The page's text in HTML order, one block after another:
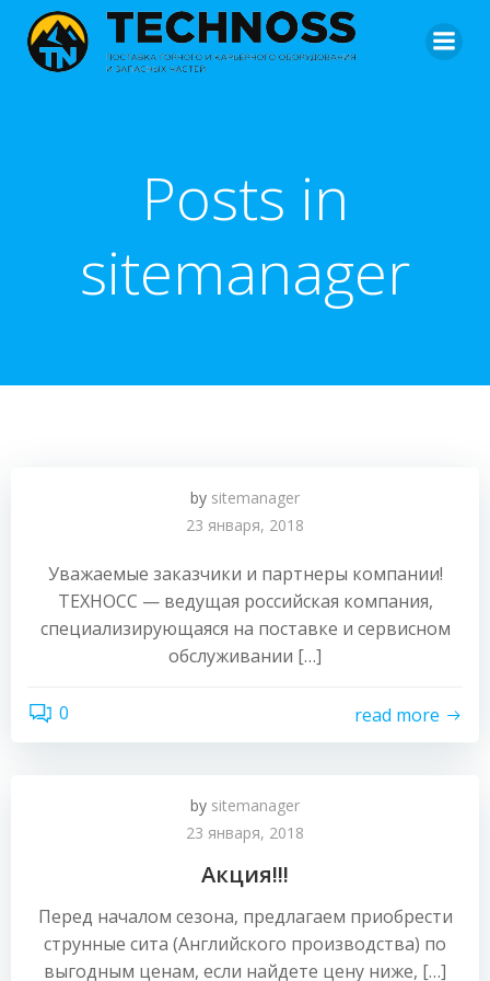
Перейти
к
содержимому
Posts in
sitemanager
by sitemanager
23 января, 2018
Уважаемые заказчики и партнеры компании!
ТЕХНОСС — ведущая российская компания,
специализирующаяся на поставке и сервисном
обслуживании […]
0 read more
by sitemanager
23 января, 2018
Акция!!!
Перед началом сезона, предлагаем приобрести
струнные сита (Английского производства) по
выгодным ценам, если найдете цену ниже, […]